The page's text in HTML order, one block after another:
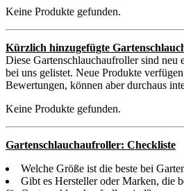
Keine Produkte gefunden.
Kürzlich hinzugefügte
Diese Gartenschlauchaufroller sind neu
bei uns gelistet. Neue Produkte
Bewertungen, können aber durchaus
Keine Produkte gefunden.
Gartenschlauchaufroller: Checkliste
Welche Größe ist die beste bei
Gibt es Hersteller oder Marken, die